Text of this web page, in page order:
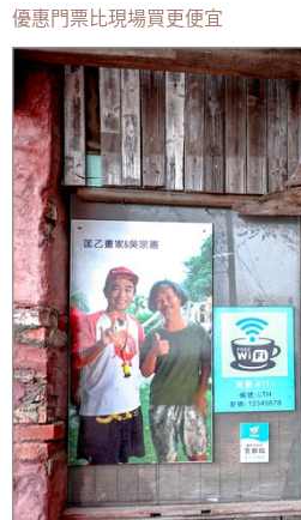
優惠門票比現場買更便宜